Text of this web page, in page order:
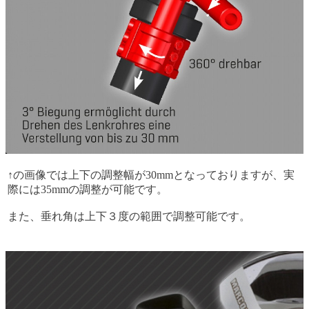
↑の画像では上下の調整幅が30mmとなっておりますが、実
際には35mmの調整が可能です。
また、垂れ角は上下３度の範囲で調整可能です。